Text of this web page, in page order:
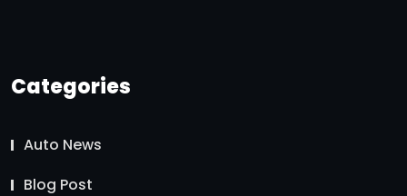
Categories
Auto News
Blog Post